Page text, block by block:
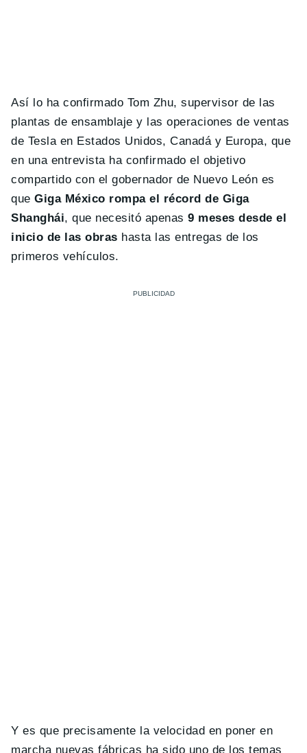
Así lo ha confirmado Tom Zhu, supervisor de las
plantas de ensamblaje y las operaciones de ventas
de Tesla en Estados Unidos, Canadá y Europa, que
en una entrevista ha confirmado el objetivo
compartido con el gobernador de Nuevo León es
queGiga México rompa el récord de Giga
Shanghái, que necesitó apenas9 meses desde el
inicio de las obras hasta las entregas de los
primeros vehículos.
Y es que precisamente la velocidad en poner en
marcha nuevas fábricas ha sido uno de los temas